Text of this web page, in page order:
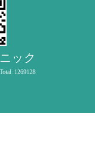
ック
1269128